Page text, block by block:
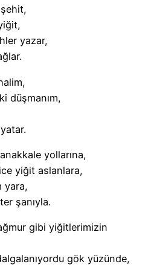
yazar,
düşmanım,
yollarına,
yiğit aslanlara,
yara,
şanıyla.
gibi yiğitlerimizin
gök yüzünde,